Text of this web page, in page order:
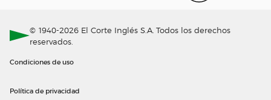
© 1940-2026 El Corte Inglés S.A. Todos los derechos
reservados.
Condiciones de uso
Política de privacidad